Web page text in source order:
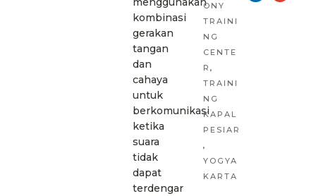
kombinasi
gerakan
tangan
dan
cahaya
untuk
berkomunikasi
ketika
suara
tidak
dapat
terdengar
ONY
TRAINI
NG
CENTE
R ,
TRAINI
NG
KAPAL
PESIAR
,
YOGYA
KARTA